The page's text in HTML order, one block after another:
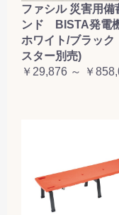
ファシル 災害用備
ンド BISTA発電
ホワイト/ブラッ
スター別売)
￥29,876 ～ ￥